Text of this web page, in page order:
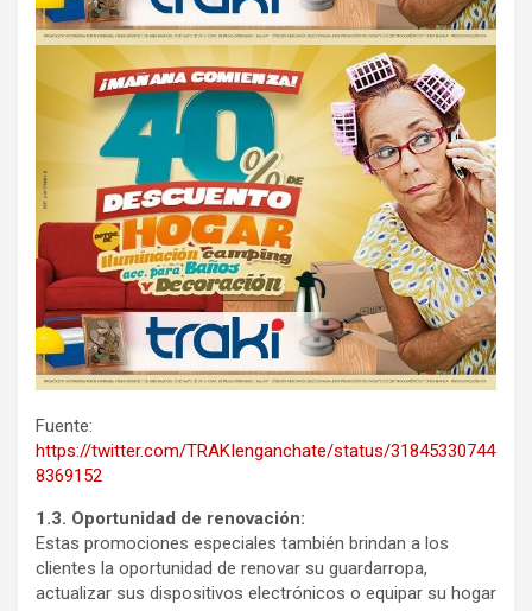
Fuente:
https://twitter.com/TRAKIenganchate/status/31845330744
8369152
1.3. Oportunidad de renovación:
Estas promociones especiales también brindan a los
clientes la oportunidad de renovar su guardarropa,
actualizar sus dispositivos electrónicos o equipar su hogar